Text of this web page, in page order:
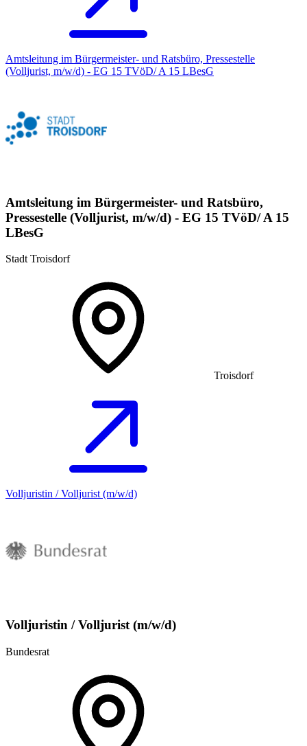
Amtsleitung im Bürgermeister- und Ratsbüro, Pressestelle
(Volljurist, m/w/d) - EG 15 TVöD/ A 15 LBesG
Amtsleitung im Bürgermeister- und Ratsbüro,
Pressestelle (Volljurist, m/w/d) - EG 15 TVöD/ A 15
LBesG
Stadt Troisdorf
Troisdorf
Volljuristin / Volljurist (m/w/d)
Volljuristin / Volljurist (m/w/d)
Bundesrat